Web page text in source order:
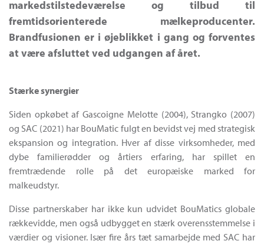
markedstilstedeværelse og tilbud til
fremtidsorienterede mælkeproducenter.
Brandfusionen er i øjeblikket i gang og forventes
at være afsluttet ved udgangen af året.
Stærke synergier
Siden opkøbet af Gascoigne Melotte (2004), Strangko (2007)
og SAC (2021) har BouMatic fulgt en bevidst vej med strategisk
ekspansion og integration. Hver af disse virksomheder, med
dybe familierødder og årtiers erfaring, har spillet en
fremtrædende rolle på det europæiske marked for
malkeudstyr.
Disse partnerskaber har ikke kun udvidet BouMatics globale
rækkevidde, men også udbygget en stærk overensstemmelse i
værdier og visioner. Især fire års tæt samarbejde med SAC har